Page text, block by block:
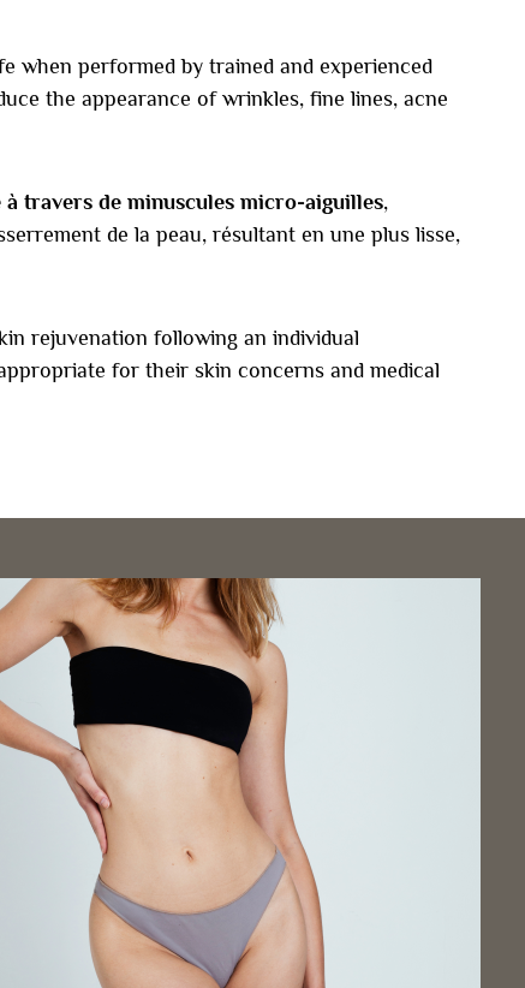
when performed by trained and experienced
the appearance of wrinkles, fine lines, acne
travers de minuscules micro-aiguilles,
de la peau, résultant en une plus lisse,
rejuvenation following an individual
for their skin concerns and medical